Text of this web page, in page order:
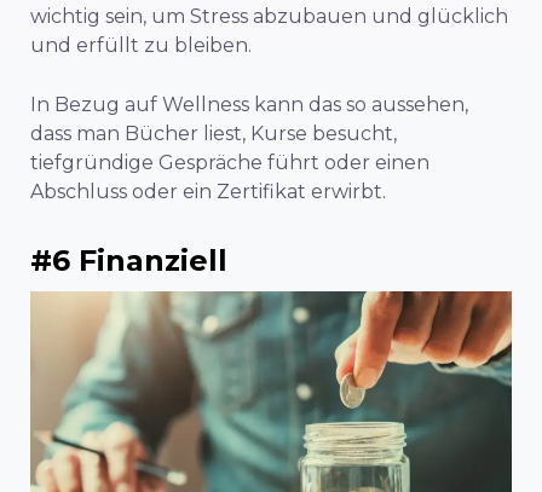
wichtig sein, um Stress abzubauen und glücklich
und erfüllt zu bleiben.
In Bezug auf Wellness kann das so aussehen,
dass man Bücher liest, Kurse besucht,
tiefgründige Gespräche führt oder einen
Abschluss oder ein Zertifikat erwirbt.
#6 Finanziell